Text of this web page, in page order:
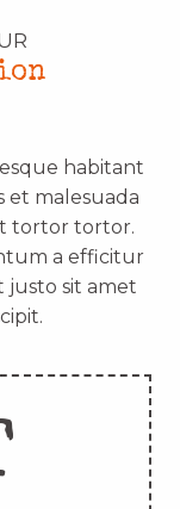
habitant
et malesuada
tortor tortor.
a efficitur
justo sit amet